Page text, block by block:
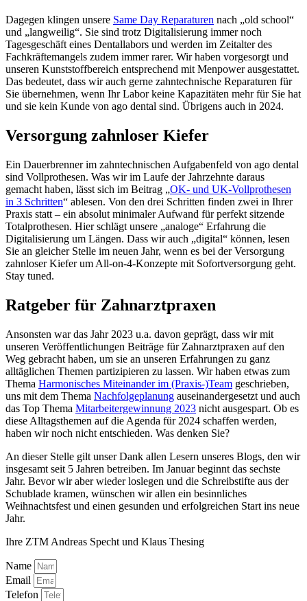
Dagegen klingen unsere Same Day Reparaturen nach „old school“
und „langweilig“. Sie sind trotz Digitalisierung immer noch
Tagesgeschäft eines Dentallabors und werden im Zeitalter des
Fachkräftemangels zudem immer rarer. Wir haben vorgesorgt und
unseren Kunststoffbereich entsprechend mit Menpower ausgestattet.
Das bedeutet, dass wir auch gerne zahntechnische Reparaturen für
Sie übernehmen, wenn Ihr Labor keine Kapazitäten mehr für Sie hat
und sie kein Kunde von ago dental sind. Übrigens auch in 2024.
Versorgung zahnloser Kiefer
Ein Dauerbrenner im zahntechnischen Aufgabenfeld von ago dental
sind Vollprothesen. Was wir im Laufe der Jahrzehnte daraus
gemacht haben, lässt sich im Beitrag „OK- und UK-Vollprothesen
in 3 Schritten“ ablesen. Von den drei Schritten finden zwei in Ihrer
Praxis statt – ein absolut minimaler Aufwand für perfekt sitzende
Totalprothesen. Hier schlägt unsere „analoge“ Erfahrung die
Digitalisierung um Längen. Dass wir auch „digital“ können, lesen
Sie an gleicher Stelle im neuen Jahr, wenn es bei der Versorgung
zahnloser Kiefer um All-on-4-Konzepte mit Sofortversorgung geht.
Stay tuned.
Ratgeber für Zahnarztpraxen
Ansonsten war das Jahr 2023 u.a. davon geprägt, dass wir mit
unseren Veröffentlichungen Beiträge für Zahnarztpraxen auf den
Weg gebracht haben, um sie an unseren Erfahrungen zu ganz
alltäglichen Themen partizipieren zu lassen. Wir haben etwas zum
Thema Harmonisches Miteinander im (Praxis-)Team geschrieben,
uns mit dem Thema Nachfolgeplanung auseinandergesetzt und auch
das Top Thema Mitarbeitergewinnung 2023 nicht ausgespart. Ob es
diese Alltagsthemen auf die Agenda für 2024 schaffen werden,
haben wir noch nicht entschieden. Was denken Sie?
An dieser Stelle gilt unser Dank allen Lesern unseres Blogs, den wir
insgesamt seit 5 Jahren betreiben. Im Januar beginnt das sechste
Jahr. Bevor wir aber wieder loslegen und die Schreibstifte aus der
Schublade kramen, wünschen wir allen ein besinnliches
Weihnachtsfest und einen gesunden und erfolgreichen Start ins neue
Jahr.
Ihre ZTM Andreas Specht und Klaus Thesing
Name
Email
Telefon